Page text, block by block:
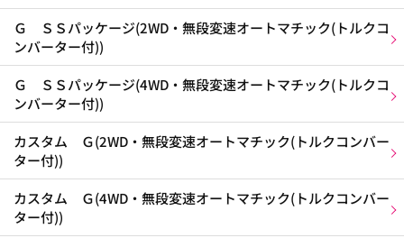
Ｇ ＳＳパッケージ(2WD・無段変速オートマチック(トルクコ
ンバーター付))
Ｇ ＳＳパッケージ(4WD・無段変速オートマチック(トルクコ
ンバーター付))
カスタム Ｇ(2WD・無段変速オートマチック(トルクコンバー
ター付))
カスタム Ｇ(4WD・無段変速オートマチック(トルクコンバー
ター付))